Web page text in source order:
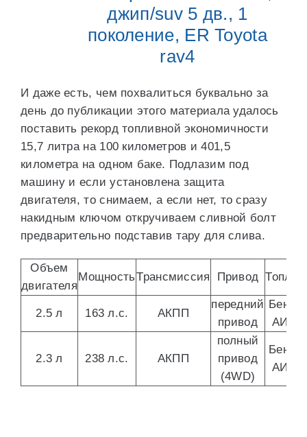
джип/suv 5 дв., 1
поколение, ER Toyota
rav4
И даже есть, чем похвалиться буквально за
день до публикации этого материала удалось
поставить рекорд топливной экономичности
15,7 литра на 100 километров и 401,5
километра на одном баке. Подлазим под
машину и если установлена защита
двигателя, то снимаем, а если нет, то сразу
накидным ключом откручиваем сливной болт
предварительно подставив тару для слива.
Объем
двигателя
МощностьТрансмиссия Привод
2.5 л 163 л.с. АКПП
передний
привод
АИ-95
2.3 л 238 л.с. АКПП
полный
привод
(4WD)
АИ-95